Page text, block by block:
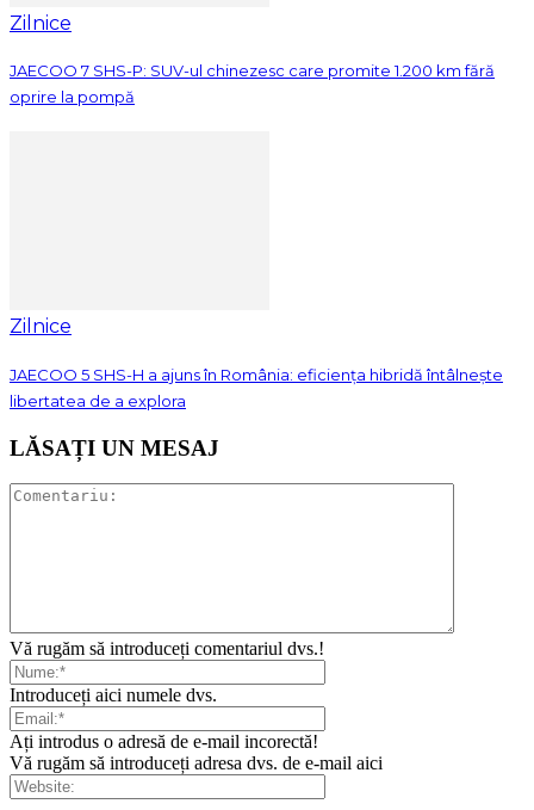
Zilnice
JAECOO 7 SHS-P: SUV-ul chinezesc care promite 1.200 km fără
oprire la pompă
Zilnice
JAECOO 5 SHS-H a ajuns în România: eficiența hibridă întâlnește
libertatea de a explora
LĂSAȚI UN MESAJ
Vă rugăm să introduceți comentariul dvs.!
Introduceți aici numele dvs.
Ați introdus o adresă de e-mail incorectă!
Vă rugăm să introduceți adresa dvs. de e-mail aici